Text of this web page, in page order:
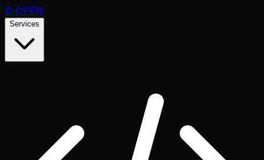
D-OPEN
Services